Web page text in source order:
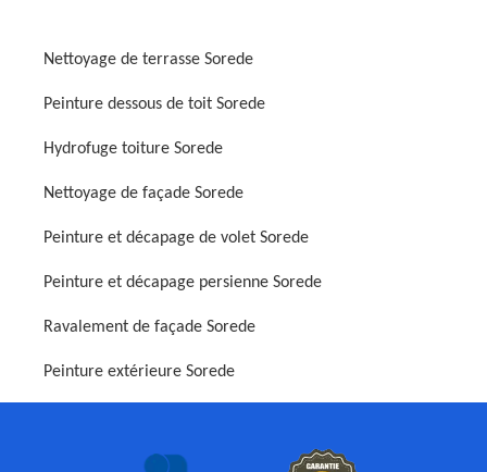
Nettoyage de terrasse Sorede
Peinture dessous de toit Sorede
Hydrofuge toiture Sorede
Nettoyage de façade Sorede
Peinture et décapage de volet Sorede
Peinture et décapage persienne Sorede
Ravalement de façade Sorede
Peinture extérieure Sorede